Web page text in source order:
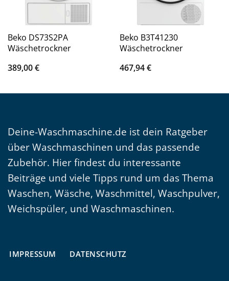
Beko DS73S2PA
Wäschetrockner
389,00€
Beko B3T41230
Wäschetrockner
467,94€
Deine-Waschmaschine.de ist dein Ratgeber
über Waschmaschinen und das passende
Zubehör. Hier findest du interessante
Beiträge und viele Tipps rund um das Thema
Waschen, Wäsche, Waschmittel, Waschpulver,
Weichspüler, und Waschmaschinen.
IMPRESSUM DATENSCHUTZ